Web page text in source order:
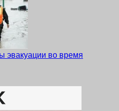
эвакуации во время